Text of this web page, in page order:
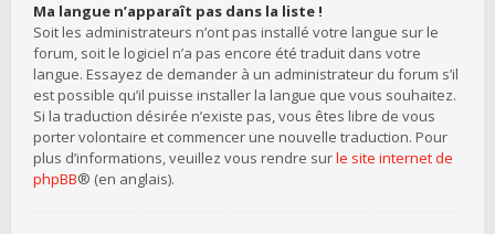
Ma langue n’apparaît pas dans la liste !
Soit les administrateurs n’ont pas installé votre langue sur le
forum, soit le logiciel n’a pas encore été traduit dans votre
langue. Essayez de demander à un administrateur du forum s’il
est possible qu’il puisse installer la langue que vous souhaitez.
Si la traduction désirée n’existe pas, vous êtes libre de vous
porter volontaire et commencer une nouvelle traduction. Pour
plus d’informations, veuillez vous rendre surle site internet de
phpBB® (en anglais).